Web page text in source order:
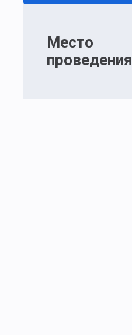
Место
проведения